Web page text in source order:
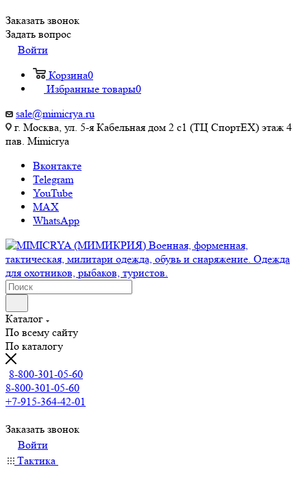
Заказать звонок
Задать вопрос
Войти
Корзина0
Избранные товары0
sale@mimicrya.ru
г. Москва, ул. 5-я Кабельная дом 2 с1 (ТЦ СпортEX) этаж 4
пав. Mimicrya
Вконтакте
Telegram
YouTube
MAX
WhatsApp
Каталог
По всему сайту
По каталогу
8-800-301-05-60
8-800-301-05-60
+7-915-364-42-01
Заказать звонок
Войти
Тактика